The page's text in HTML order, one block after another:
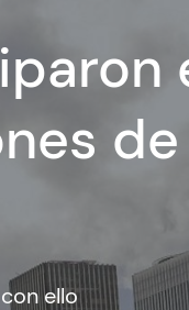
de
ello